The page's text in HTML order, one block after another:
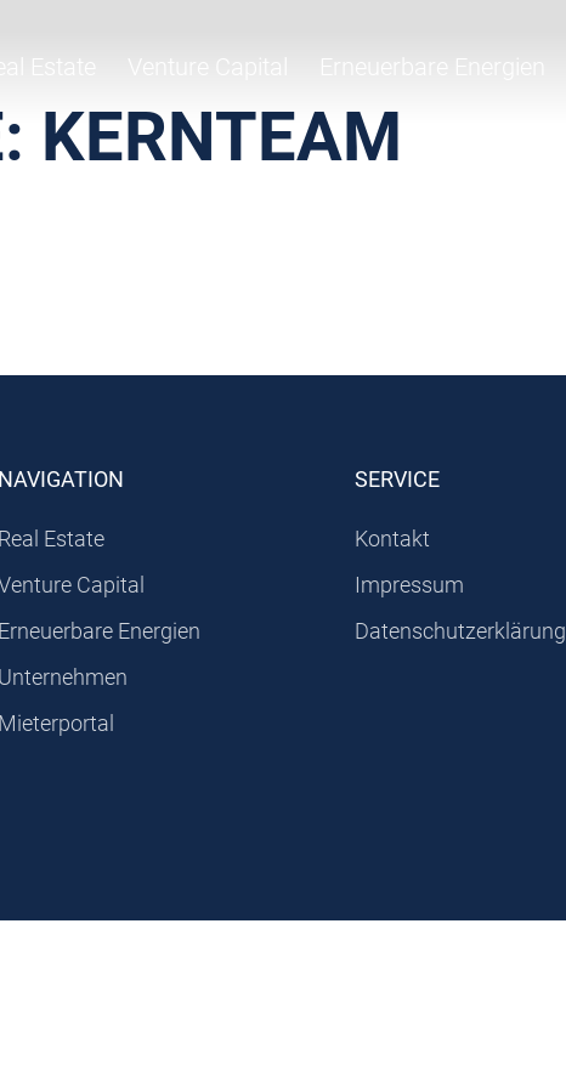
Estate Venture Capital Erneuerbare Energien
KERNTEAM
NAVIGATION
Real Estate
Capital
Erneuerbare Energien
Unternehmen
Mieterportal
SERVICE
Kontakt
Impressum
Datenschutzerklärung